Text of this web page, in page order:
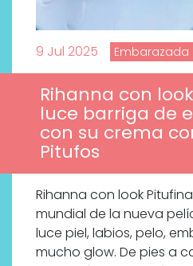
9 Jul 2025 Embarazada
Rihanna con
luce barriga de
con su crema
Pitufos
Rihanna con look
mundial de la nueva
luce piel, labios, pelo,
mucho glow. De pies a